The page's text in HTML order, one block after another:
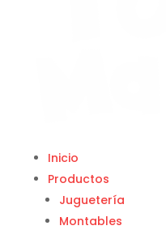
Inicio
Productos
Juguetería
Montables